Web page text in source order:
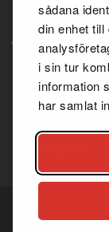
sådana
din enhet
i sin tur
information
har samlat
INFORMATION
Købsbetingelser
Forhandleraftale